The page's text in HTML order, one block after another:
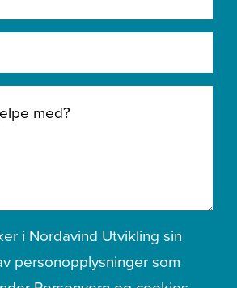
i Nordavind Utvikling sin
personopplysninger som